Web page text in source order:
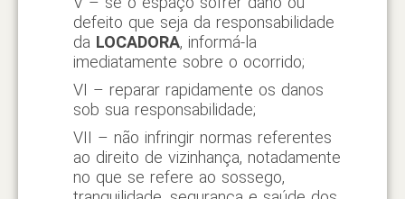
defeito que seja da responsabilidade
da LOCADORA, informá-la
imediatamente sobre o ocorrido;
VI – reparar rapidamente os danos
sob sua responsabilidade;
VII – não infringir normas referentes
ao direito de vizinhança, notadamente
no que se refere ao sossego,